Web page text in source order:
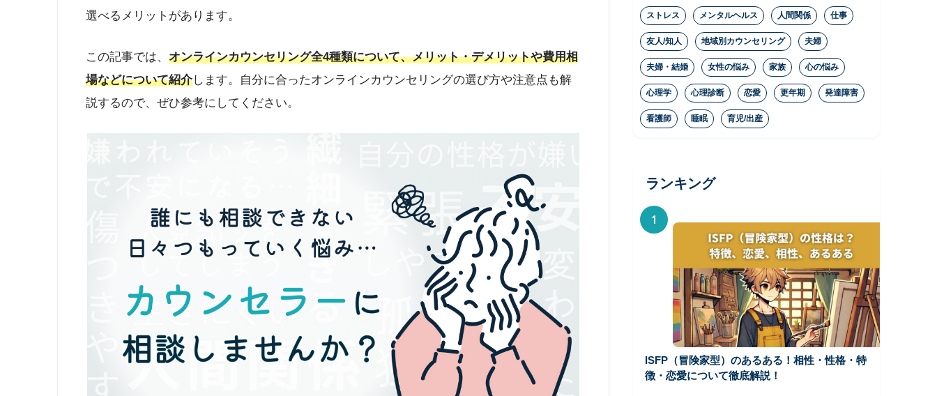
選べるメリットがあります。
この記事では、 オンラインカウンセリング全4種類について、メリット・デメリットや費用相
場などについて紹介します。自分に合ったオンラインカウンセリングの選び方や注意点も解
説するので、ぜひ参考にしてください。
ストレス メンタルヘルス 人間関係 仕事
友人/知人 地域別カウンセリング 夫婦
夫婦・結婚 女性の悩み 家族 心の悩み
心理学 心理診断 恋愛 更年期 発達障害
看護師 睡眠 育児/出産
ランキング
1
ISFP（冒険家型）のあるある！相性・性格・特
徴・恋愛について徹底解説！